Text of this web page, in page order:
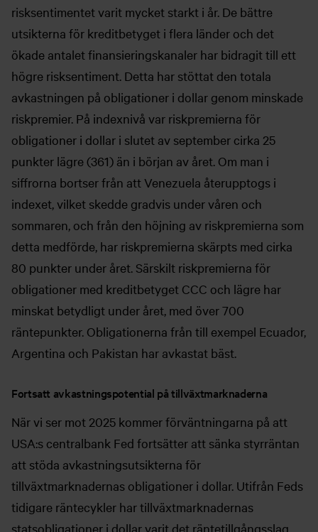
risksentimentet varit mycket starkt i år. De bättre
utsikterna för kreditbetyget i flera länder och det
ökade antalet finansieringskanaler har bidragit till ett
högre risksentiment. Detta har stöttat den totala
avkastningen på obligationer i dollar genom minskade
riskpremier. På indexnivå var riskpremierna för
obligationer i dollar i slutet av september cirka 25
punkter lägre (361) än i början av året. Om man i
siffrorna bortser från att Venezuela återupptogs i
indexet, vilket skedde gradvis under våren och
sommaren, och från den höjning av riskpremierna som
detta medförde, har riskpremierna skärpts med cirka
80 punkter under året. Särskilt riskpremierna för
obligationer med kreditbetyget CCC och lägre har
minskat betydligt under året, med över 700
räntepunkter. Obligationerna från till exempel Ecuador,
Argentina och Pakistan har avkastat bäst.
Fortsatt avkastningspotential på tillväxtmarknaderna
När vi ser mot 2025 kommer förväntningarna på att
USA:s centralbank Fed fortsätter att sänka styrräntan
att stöda avkastningsutsikterna för
tillväxtmarknadernas obligationer i dollar. Utifrån Feds
tidigare räntecykler har tillväxtmarknadernas
statsobligationer i dollar varit det räntetillgångsslag